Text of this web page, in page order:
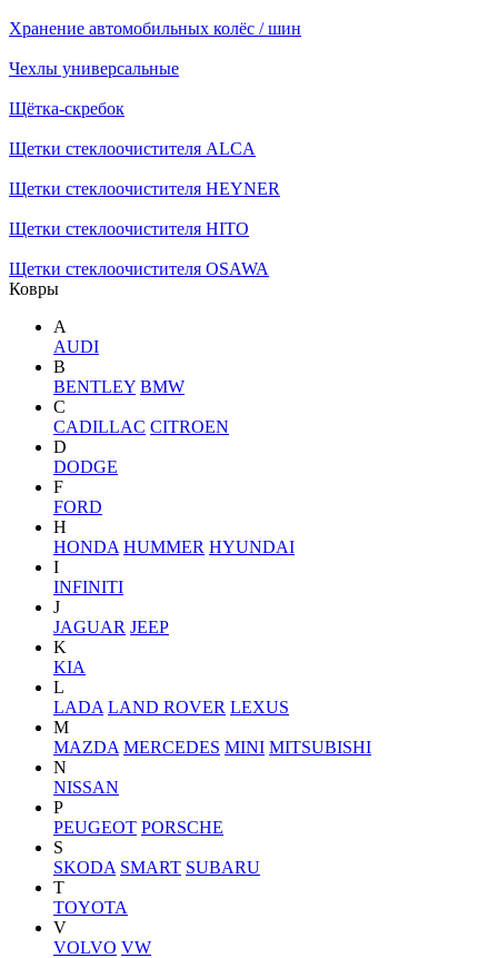
Хранение автомобильных колёс / шин
Чехлы универсальные
Щётка-скребок
Щетки стеклоочистителя ALCA
Щетки стеклоочистителя HEYNER
Щетки стеклоочистителя HITO
Щетки стеклоочистителя OSAWA
Ковры
A
AUDI
B
BENTLEY BMW
C
CADILLAC CITROEN
D
DODGE
F
FORD
H
HONDA HUMMER HYUNDAI
I
INFINITI
J
JAGUAR JEEP
K
KIA
L
LADA LAND ROVER LEXUS
M
MAZDA MERCEDES MINI MITSUBISHI
N
NISSAN
P
PEUGEOT PORSCHE
S
SKODA SMART SUBARU
T
TOYOTA
V
VOLVO VW